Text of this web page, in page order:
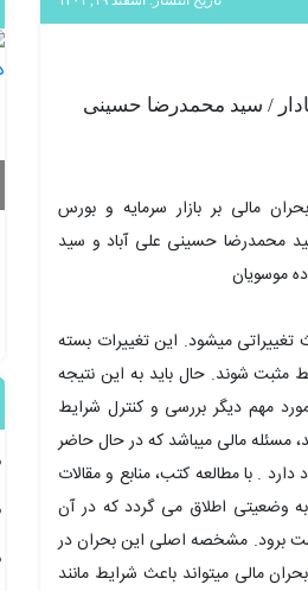
/ سید محمدرضا حسینی
تغییراتی میشود. این تغییرات بسته
مثبت شوند. حال باید به این نتیجه
مهم دیگر بررسی و کنترل شرایط
مسئله مالی میباشد که در حال حاضر
. با مطالعه کتب، منابع و مقالات
وضعیتی اطلاق می گردد که در آن
برود. مشخصه اصلی این بحران در
مالی میتواند باعث شرایط مانند